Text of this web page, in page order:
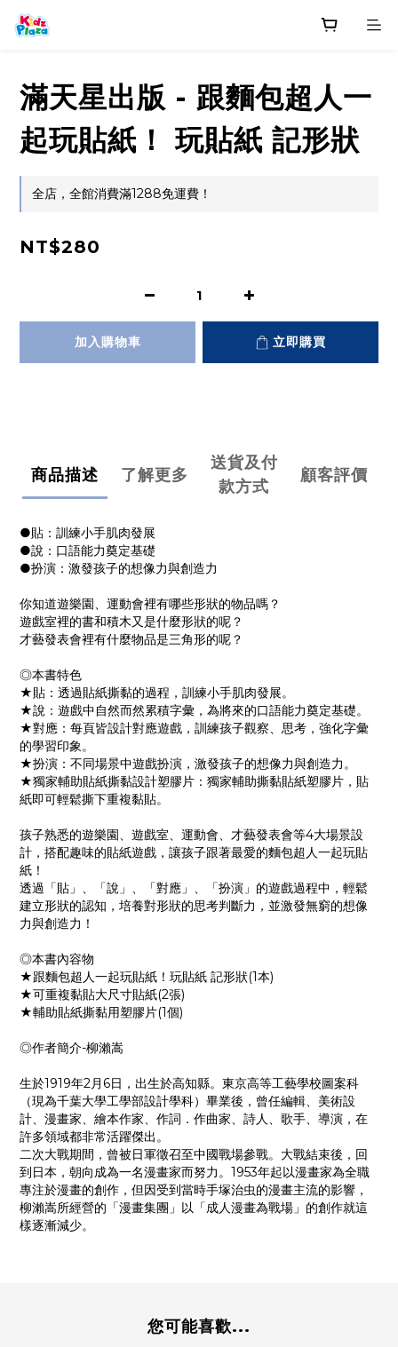
滿天星出版 - 跟麵包超人一
起玩貼紙！ 玩貼紙 記形狀
全店，全館消費滿1288免運費！
NT$280
加入購物車 立即購買
商品描述 了解更多
送貨及付
款方式
顧客評價
●貼：訓練小手肌肉發展
●說：口語能力奠定基礎
●扮演：激發孩子的想像力與創造力
你知道遊樂園、運動會裡有哪些形狀的物品嗎？
遊戲室裡的書和積木又是什麼形狀的呢？
才藝發表會裡有什麼物品是三角形的呢？
◎本書特色
★貼：透過貼紙撕黏的過程，訓練小手肌肉發展。
★說：遊戲中自然而然累積字彙，為將來的口語能力奠定基礎。
★對應：每頁皆設計對應遊戲，訓練孩子觀察、思考，強化字彙
的學習印象。
★扮演：不同場景中遊戲扮演，激發孩子的想像力與創造力。
★獨家輔助貼紙撕黏設計塑膠片：獨家輔助撕黏貼紙塑膠片，貼
紙即可輕鬆撕下重複黏貼。
孩子熟悉的遊樂園、遊戲室、運動會、才藝發表會等4大場景設
計，搭配趣味的貼紙遊戲，讓孩子跟著最愛的麵包超人一起玩貼
紙！
透過「貼」、「說」、「對應」、「扮演」的遊戲過程中，輕鬆
建立形狀的認知，培養對形狀的思考判斷力，並激發無窮的想像
力與創造力！
◎本書內容物
★跟麵包超人一起玩貼紙！玩貼紙 記形狀(1本)
★可重複黏貼大尺寸貼紙(2張)
★輔助貼紙撕黏用塑膠片(1個)
◎作者簡介-柳瀨嵩
生於1919年2月6日，出生於高知縣。東京高等工藝學校圖案科
（現為千葉大學工學部設計學科）畢業後，曾任編輯、美術設
計、漫畫家、繪本作家、作詞．作曲家、詩人、歌手、導演，在
許多領域都非常活躍傑出。
二次大戰期間，曾被日軍徵召至中國戰場參戰。大戰結束後，回
到日本，朝向成為一名漫畫家而努力。1953年起以漫畫家為全職
專注於漫畫的創作，但因受到當時手塚治虫的漫畫主流的影響，
柳瀨嵩所經營的「漫畫集團」以「成人漫畫為戰場」的創作就這
樣逐漸減少。
您可能喜歡...